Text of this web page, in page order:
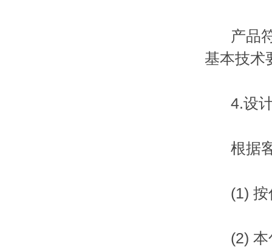
产品符
基本技术
4.设计
根据客
(1) 按你
(2) 本包